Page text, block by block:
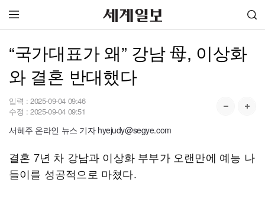
“국가대표가 왜” 강남 母, 이상화
와 결혼 반대했다
입력 : 2025-09-04 09:46
수정 : 2025-09-04 09:51
서혜주 온라인 뉴스 기자 hyejudy@segye.com
결혼 7년 차 강남과 이상화 부부가 오랜만에 예능 나
들이를 성공적으로 마쳤다.